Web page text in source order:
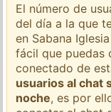
El número de
del día a la que
en Sabana
fácil que puedas
conectado de
usuarios al chat
noche, es por